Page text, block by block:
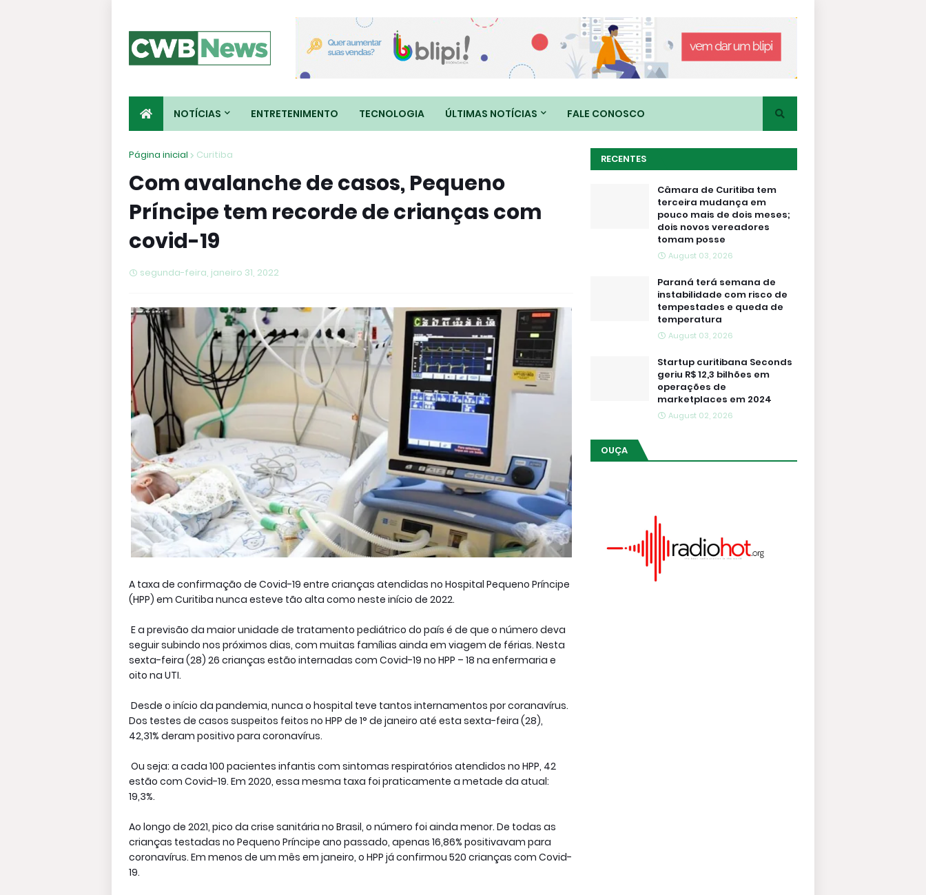
NOTÍCIAS ENTRETENIMENTO TECNOLOGIA ÚLTIMAS NOTÍCIAS FALE CONOSCO
Página inicial Curitiba
Com avalanche de casos, Pequeno
Príncipe tem recorde de crianças com
covid-19
segunda-feira, janeiro 31, 2022
A taxa de confirmação de Covid-19 entre crianças atendidas no Hospital Pequeno Príncipe
(HPP) em Curitiba nunca esteve tão alta como neste início de 2022.
E a previsão da maior unidade de tratamento pediátrico do país é de que o número deva
seguir subindo nos próximos dias, com muitas famílias ainda em viagem de férias. Nesta
sexta-feira (28) 26 crianças estão internadas com Covid-19 no HPP – 18 na enfermaria e
oito na UTI.
Desde o início da pandemia, nunca o hospital teve tantos internamentos por coranavírus.
Dos testes de casos suspeitos feitos no HPP de 1° de janeiro até esta sexta-feira (28),
42,31% deram positivo para coronavírus.
Ou seja: a cada 100 pacientes infantis com sintomas respiratórios atendidos no HPP, 42
estão com Covid-19. Em 2020, essa mesma taxa foi praticamente a metade da atual:
19,3%.
Ao longo de 2021, pico da crise sanitária no Brasil, o número foi ainda menor. De todas as
crianças testadas no Pequeno Príncipe ano passado, apenas 16,86% positivavam para
coronavírus. Em menos de um mês em janeiro, o HPP já confirmou 520 crianças com Covid-
19.
RECENTES
Câmara de Curitiba tem
terceira mudança em
pouco mais de dois meses;
dois novos vereadores
tomam posse
August 03, 2026
Paraná terá semana de
instabilidade com risco de
tempestades e queda de
temperatura
August 03, 2026
Startup curitibana Seconds
geriu R$ 12,3 bilhões em
operações de
marketplaces em 2024
August 02, 2026
OUÇA